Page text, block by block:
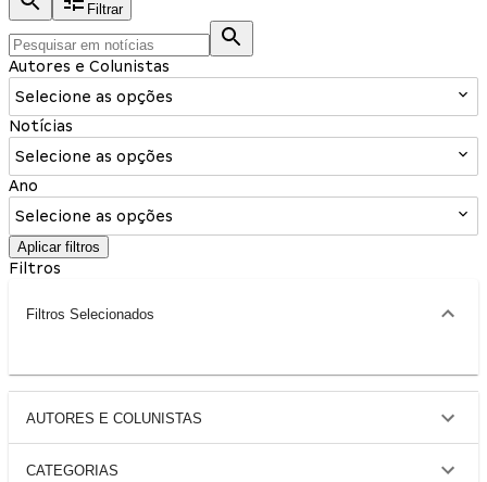
Filtrar
Autores e Colunistas
Selecione as opções
Notícias
Selecione as opções
Ano
Selecione as opções
Aplicar filtros
Filtros
Filtros Selecionados
AUTORES E COLUNISTAS
CATEGORIAS